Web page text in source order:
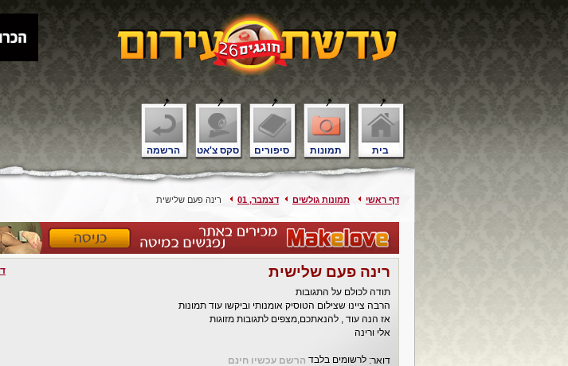
בית תמונות סיפורים סקס צ'אט הרשמה
דף ראשי תמונות גולשים דצמבר, 01 רינה פעם שלישית
רינה פעם שלישית
תודה לכולם על התגובות
הרבה ציינו שצילום הטוסיק אומנותי וביקשו עוד תמונות
אז הנה עוד , להנאתכם,מצפים לתגובות מזוגות
אלי ורינה
דואר: לרשומים בלבד הרשם עכשיו חינם